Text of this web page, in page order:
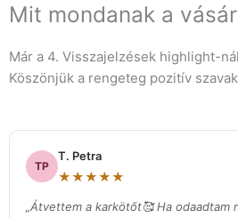
Mit mondanak a
Már a 4. Visszajelzések highlight-
Köszönjük a rengeteg pozitív
TP
T. Petra
★★★★★
„Átvettem a karkötőt🥰 Ha odaadtam